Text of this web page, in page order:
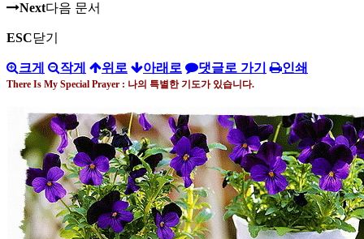
Next다음 문서
ESC닫기
크게 작게 위로 아래로 댓글로 가기 인쇄
There Is My Special Prayer : 나의 특별한 기도가 있습니다.